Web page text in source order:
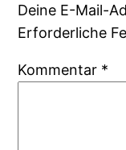
Deine E-Mail-
Erforderliche
Kommentar *